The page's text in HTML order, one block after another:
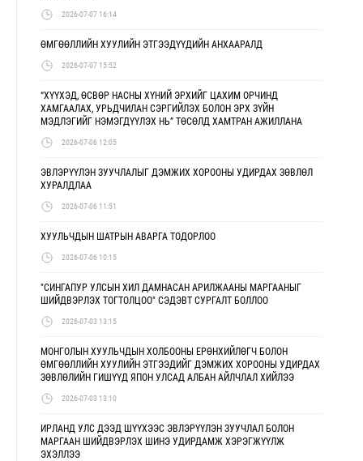
2026-07-07 16:14
ӨМГӨӨЛЛИЙН ХУУЛИЙН ЭТГЭЭДҮҮДИЙН АНХААРАЛД
2026-07-07 15:52
“ХҮҮХЭД, ӨСВӨР НАСНЫ ХҮНИЙ ЭРХИЙГ ЦАХИМ ОРЧИНД
ХАМГААЛАХ, УРЬДЧИЛАН СЭРГИЙЛЭХ БОЛОН ЭРХ ЗҮЙН
МЭДЛЭГИЙГ НЭМЭГДҮҮЛЭХ НЬ” ТӨСӨЛД ХАМТРАН АЖИЛЛАНА
2026-07-06 12:05
ЭВЛЭРҮҮЛЭН ЗУУЧЛАЛЫГ ДЭМЖИХ ХОРООНЫ УДИРДАХ ЗӨВЛӨЛ
ХУРАЛДЛАА
2026-07-06 11:51
ХУУЛЬЧДЫН ШАТРЫН АВАРГА ТОДОРЛОО
2026-07-06 10:15
"СИНГАПУР УЛСЫН ХИЛ ДАМНАСАН АРИЛЖААНЫ МАРГААНЫГ
ШИЙДВЭРЛЭХ ТОГТОЛЦОО" СЭДЭВТ СУРГАЛТ БОЛЛОО
2026-07-03 13:15
МОНГОЛЫН ХУУЛЬЧДЫН ХОЛБООНЫ ЕРӨНХИЙЛӨГЧ БОЛОН
ӨМГӨӨЛЛИЙН ХУУЛИЙН ЭТГЭЭДИЙГ ДЭМЖИХ ХОРООНЫ УДИРДАХ
ЗӨВЛӨЛИЙН ГИШҮҮД ЯПОН УЛСАД АЛБАН АЙЛЧЛАЛ ХИЙЛЭЭ
2026-07-03 13:10
ИРЛАНД УЛС ДЭЭД ШҮҮХЭЭС ЭВЛЭРҮҮЛЭН ЗУУЧЛАЛ БОЛОН
МАРГААН ШИЙДВЭРЛЭХ ШИНЭ УДИРДАМЖ ХЭРЭГЖҮҮЛЖ
ЭХЭЛЛЭЭ